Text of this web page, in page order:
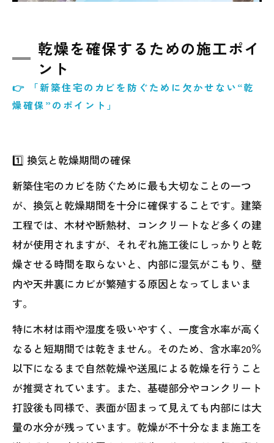
乾燥を確保するための施工ポイ
ント
👉 「新築住宅のカビを防ぐために欠かせない“乾
燥確保”のポイント」
1️⃣ 換気と乾燥期間の確保
新築住宅のカビを防ぐために最も大切なことの一つ
が、換気と乾燥期間を十分に確保することです。建築
工程では、木材や断熱材、コンクリートなど多くの建
材が使用されますが、それぞれ施工後にしっかりと乾
燥させる時間を取らないと、内部に湿気がこもり、壁
内や天井裏にカビが繁殖する原因となってしまいま
す。
特に木材は雨や湿度を吸いやすく、一度含水率が高く
なると短期間では乾きません。そのため、含水率20％
以下になるまで自然乾燥や送風による乾燥を行うこと
が推奨されています。また、基礎部分やコンクリート
打設後も同様で、表面が固まって見えても内部には大
量の水分が残っています。乾燥が不十分なまま施工を